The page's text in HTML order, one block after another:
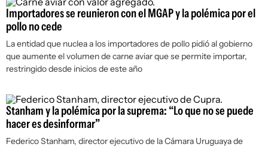
Importadores se reunieron con el MGAP y la polémica por el
pollo no cede
La entidad que nuclea a los importadores de pollo pidió al gobierno
que aumente el volumen de carne aviar que se permite importar,
restringido desde inicios de este año
Stanham y la polémica por la suprema: “Lo que no se puede
hacer es desinformar”
Federico Stanham, director ejecutivo de la Cámara Uruguaya de